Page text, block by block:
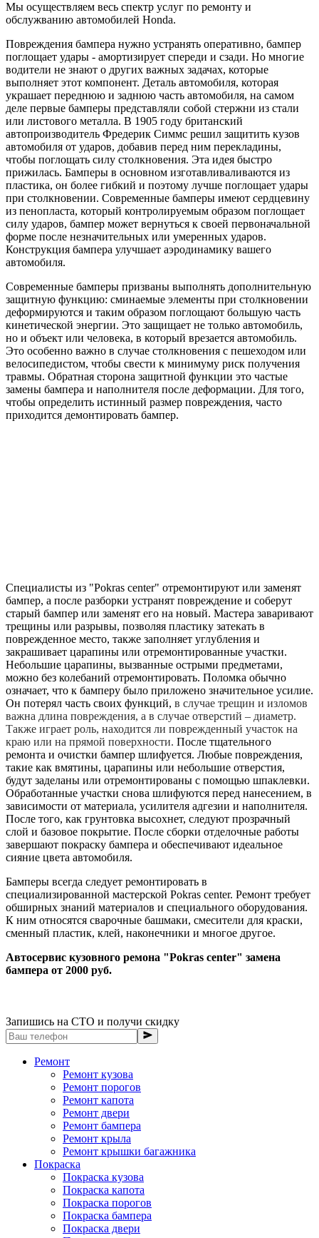
Мы осуществляем весь спектр услуг по ремонту и
обслужванию автомобилей Honda.
Повреждения бампера нужно устранять оперативно, бампер
поглощает удары - амортизирует спереди и сзади. Но многие
водители не знают о других важных задачах, которые
выполняет этот компонент. Деталь автомобиля, которая
украшает переднюю и заднюю часть автомобиля, на самом
деле первые бамперы представляли собой стержни из стали
или листового металла. В 1905 году британский
автопроизводитель Фредерик Симмс решил защитить кузов
автомобиля от ударов, добавив перед ним перекладины,
чтобы поглощать силу столкновения. Эта идея быстро
прижилась. Бамперы в основном изготавливаливаются из
пластика, он более гибкий и поэтому лучше поглощает удары
при столкновении. Современные бамперы имеют сердцевину
из пенопласта, который контролируемым образом поглощает
силу ударов, бампер может вернуться к своей первоначальной
форме после незначительных или умеренных ударов.
Конструкция бампера улучшает аэродинамику вашего
автомобиля.
Современные бамперы призваны выполнять дополнительную
защитную функцию: сминаемые элементы при столкновении
деформируются и таким образом поглощают большую часть
кинетической энергии. Это защищает не только автомобиль,
но и объект или человека, в который врезается автомобиль.
Это особенно важно в случае столкновения с пешеходом или
велосипедистом, чтобы свести к минимуму риск получения
травмы. Обратная сторона защитной функции это частые
замены бампера и наполнителя после деформации. Для того,
чтобы определить истинный размер повреждения, часто
приходится демонтировать бампер.
Специалисты из "Pokras center" отремонтируют или заменят
бампер, а после разборки устранят повреждение и соберут
старый бампер или заменят его на новый. Мастера заваривают
трещины или разрывы, позволяя пластику затекать в
поврежденное место, также заполняет углубления и
закрашивает царапины или отремонтированные участки.
Небольшие царапины, вызванные острыми предметами,
можно без колебаний отремонтировать. Поломка обычно
означает, что к бамперу было приложено значительное усилие.
Он потерял часть своих функций, в случае трещин и изломов
важна длина повреждения, а в случае отверстий – диаметр.
Также играет роль, находится ли поврежденный участок на
краю или на прямой поверхности. После тщательного
ремонта и очистки бампер шлифуется. Любые повреждения,
такие как вмятины, царапины или небольшие отверстия,
будут заделаны или отремонтированы с помощью шпаклевки.
Обработанные участки снова шлифуются перед нанесением, в
зависимости от материала, усилителя адгезии и наполнителя.
После того, как грунтовка высохнет, следуют прозрачный
слой и базовое покрытие. После сборки отделочные работы
завершают покраску бампера и обеспечивают идеальное
сияние цвета автомобиля.
Бамперы всегда следует ремонтировать в
специализированной мастерской Pokras center. Ремонт требует
обширных знаний материалов и специального оборудования.
К ним относятся сварочные башмаки, смесители для краски,
сменный пластик, клей, наконечники и многое другое.
Автосервис кузовного ремона "Pokras center" замена
бампера от 2000 руб.
Запишись на СТО и получи скидку
Ремонт
Ремонт кузова
Ремонт порогов
Ремонт капота
Ремонт двери
Ремонт бампера
Ремонт крыла
Ремонт крышки багажника
Покраска
Покраска кузова
Покраска капота
Покраска порогов
Покраска бампера
Покраска двери